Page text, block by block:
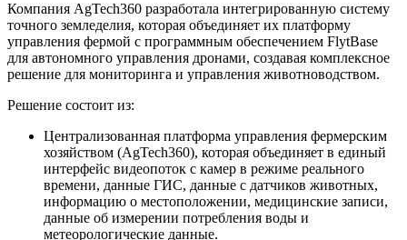
Компания AgTech360 разработала интегрированную систему
точного земледелия, которая объединяет их платформу
управления фермой с программным обеспечением FlytBase
для автономного управления дронами, создавая комплексное
решение для мониторинга и управления животноводством.
Решение состоит из:
Централизованная платформа управления фермерским
хозяйством (AgTech360), которая объединяет в единый
интерфейс видеопоток с камер в режиме реального
времени, данные ГИС, данные с датчиков животных,
информацию о местоположении, медицинские записи,
данные об измерении потребления воды и
метеорологические данные.